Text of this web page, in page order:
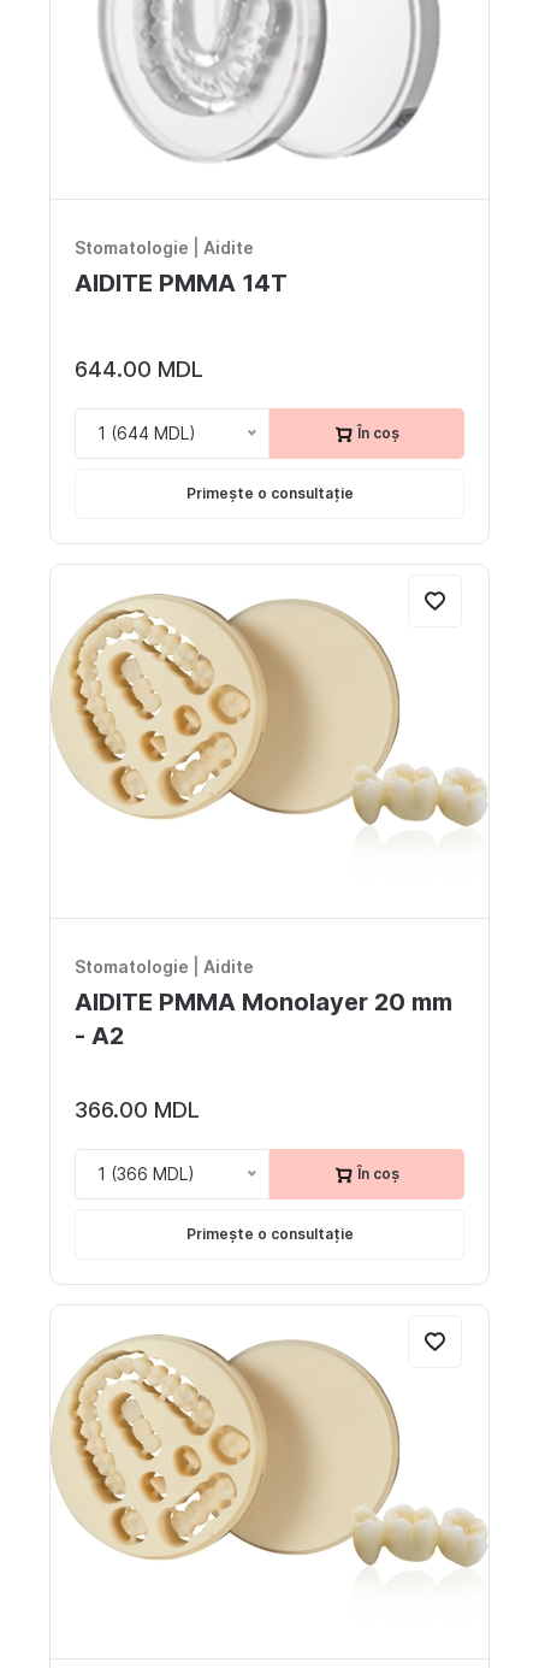
Stomatologie Aidite
AIDITE PMMA 14T
644.00 MDL
1 (644 MDL) În coș
Primește o consultație
Stomatologie Aidite
AIDITE PMMA Monolayer 20 mm
- A2
366.00 MDL
1 (366 MDL) În coș
Primește o consultație